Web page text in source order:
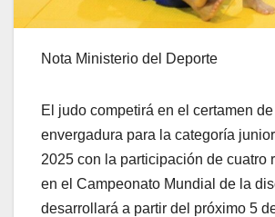
Nota Ministerio del Deporte
El judo competirá en el certamen
envergadura para la categoría
2025 con la participación de cuatro
en el Campeonato Mundial de la
desarrollará a partir del próximo 5